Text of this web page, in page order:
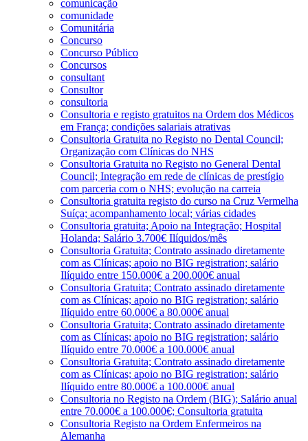
comunicação
comunidade
Comunitária
Concurso
Concurso Público
Concursos
consultant
Consultor
consultoria
Consultoria e registo gratuitos na Ordem dos Médicos
em França; condições salariais atrativas
Consultoria Gratuita no Registo no Dental Council;
Organização com Clínicas do NHS
Consultoria Gratuita no Registo no General Dental
Council; Integração em rede de clínicas de prestígio
com parceria com o NHS; evolução na carreia
Consultoria gratuita registo do curso na Cruz Vermelha
Suíça; acompanhamento local; várias cidades
Consultoria gratuita; Apoio na Integração; Hospital
Holanda; Salário 3.700€ Ilíquidos/mês
Consultoria Gratuita; Contrato assinado diretamente
com as Clínicas; apoio no BIG registration; salário
Ilíquido entre 150.000€ a 200.000€ anual
Consultoria Gratuita; Contrato assinado diretamente
com as Clínicas; apoio no BIG registration; salário
Ilíquido entre 60.000€ a 80.000€ anual
Consultoria Gratuita; Contrato assinado diretamente
com as Clínicas; apoio no BIG registration; salário
Ilíquido entre 70.000€ a 100.000€ anual
Consultoria Gratuita; Contrato assinado diretamente
com as Clínicas; apoio no BIG registration; salário
Ilíquido entre 80.000€ a 100.000€ anual
Consultoria no Registo na Ordem (BIG); Salário anual
entre 70.000€ a 100.000€; Consultoria gratuita
Consultoria Registo na Ordem Enfermeiros na
Alemanha